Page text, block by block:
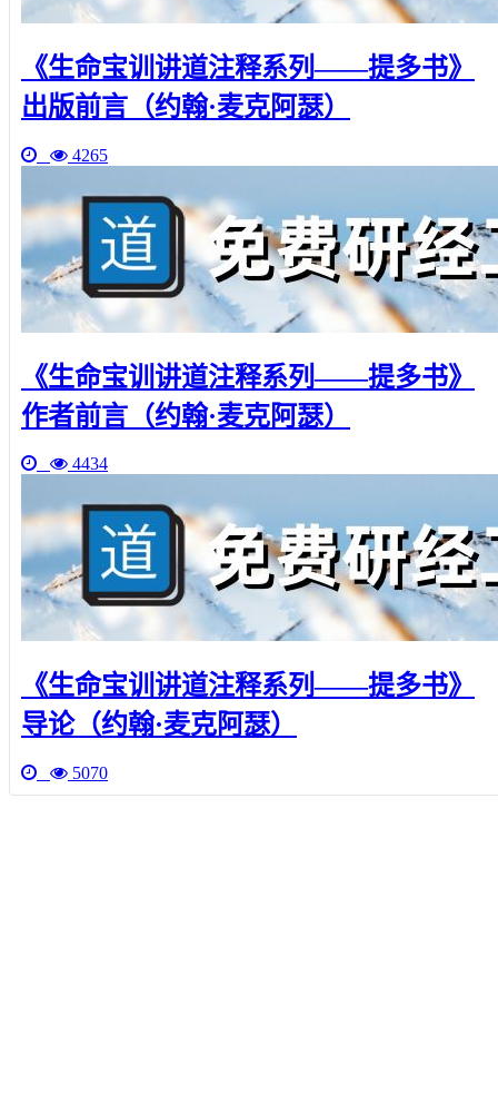
《生命宝训讲道注释系列——提多书》
出版前言（约翰·麦克阿瑟）
4265
《生命宝训讲道注释系列——提多书》
作者前言（约翰·麦克阿瑟）
4434
《生命宝训讲道注释系列——提多书》
导论（约翰·麦克阿瑟）
5070